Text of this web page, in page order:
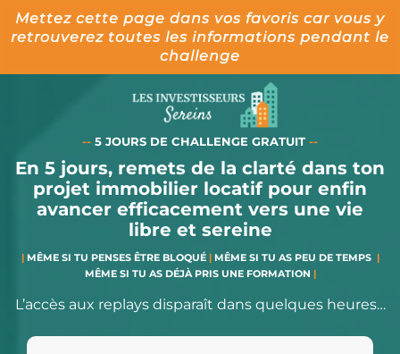
Mettez cette page dans vos favoris car vous y
retrouverez toutes les informations pendant le
challenge
-- 5 JOURS DE CHALLENGE GRATUIT --
En 5 jours, remets de la clarté dans ton
projet immobilier locatif pour enfin
avancer efficacement vers une vie
libre et sereine
| MÊME SI TU PENSES ÊTRE BLOQUÉ | MÊME SI TU AS PEU DE TEMPS |
MÊME SI TU AS DÉJÀ PRIS UNE FORMATION |
L’accès aux replays disparaît dans quelques heures…